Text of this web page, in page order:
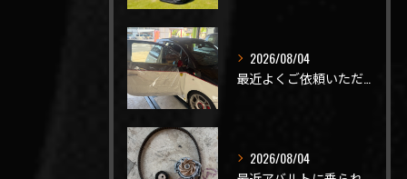
2026/08/04
2026/08/04